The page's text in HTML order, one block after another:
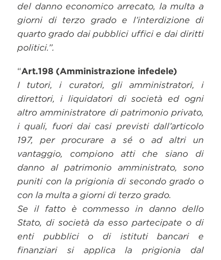
del danno economico arrecato, la multa a
giorni di terzo grado e l’interdizione di
quarto grado dai pubblici uffici e dai diritti
politici.”.
“Art.198 (Amministrazione infedele)
I tutori, i curatori, gli amministratori, i
direttori, i liquidatori di società ed ogni
altro amministratore di patrimonio privato,
i quali, fuori dai casi previsti dall’articolo
197, per procurare a sé o ad altri un
vantaggio, compiono atti che siano di
danno al patrimonio amministrato, sono
puniti con la prigionia di secondo grado o
con la multa a giorni di terzo grado.
Se il fatto è commesso in danno dello
Stato, di società da esso partecipate o di
enti pubblici o di istituti bancari e
finanziari si applica la prigionia dal